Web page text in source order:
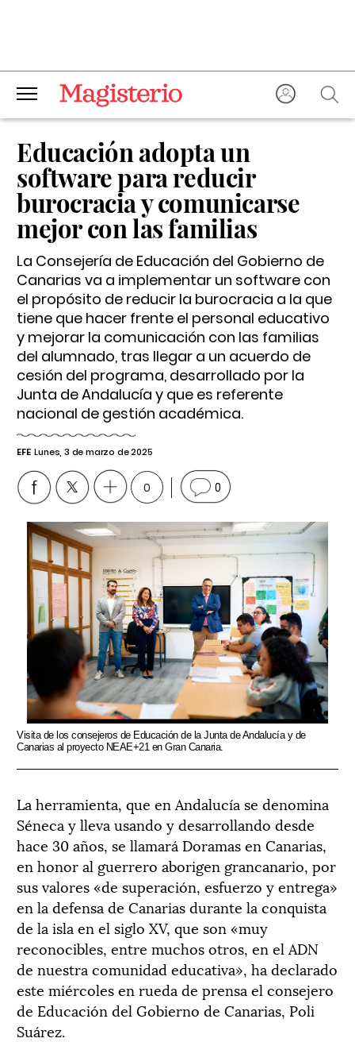
Educación adopta un
software para reducir
burocracia y comunicarse
mejor con las familias
La Consejería de Educación del Gobierno de
Canarias va a implementar un software con
el propósito de reducir la burocracia a la que
tiene que hacer frente el personal educativo
y mejorar la comunicación con las familias
del alumnado, tras llegar a un acuerdo de
cesión del programa, desarrollado por la
Junta de Andalucía y que es referente
nacional de gestión académica.
EFE Lunes, 3 de marzo de 2025
0 0
Visita de los consejeros de Educación de la Junta de Andalucía y de
Canarias al proyecto NEAE+21 en Gran Canaria.
La herramienta, que en Andalucía se denomina
Séneca y lleva usando y desarrollando desde
hace 30 años, se llamará Doramas en Canarias,
en honor al guerrero aborigen grancanario, por
sus valores «de superación, esfuerzo y entrega»
en la defensa de Canarias durante la conquista
de la isla en el siglo XV, que son «muy
reconocibles, entre muchos otros, en el ADN
de nuestra comunidad educativa», ha declarado
este miércoles en rueda de prensa el consejero
de Educación del Gobierno de Canarias, Poli
Suárez.